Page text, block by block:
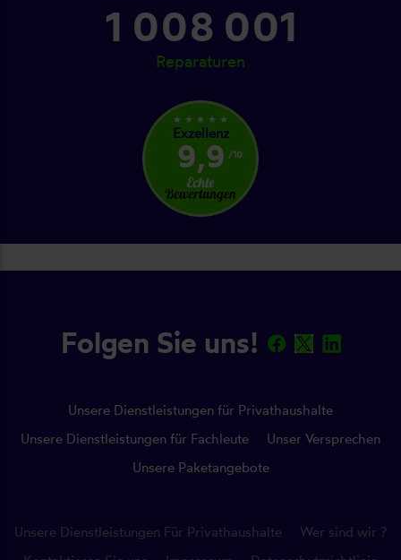
1 082 001
Reparaturen
star_rate star_rate star_rate star_rate star_rate
Exzellenz
9,9 /10
Folgen Sie uns!
Unsere Dienstleistungen für Privathaushalte
Unsere Dienstleistungen für Fachleute
Unser Versprechen
Unsere Paketangebote
Unsere Dienstleistungen Für Privathaushalte
Wer sind wir ?